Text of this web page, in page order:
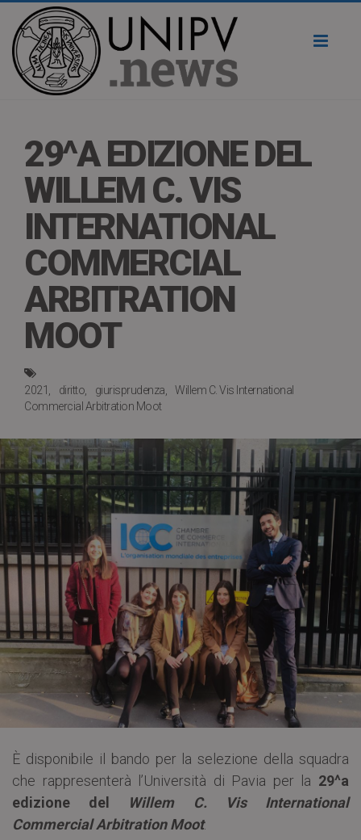
29^A EDIZIONE DEL
WILLEM C. VIS
INTERNATIONAL
COMMERCIAL
ARBITRATION
MOOT
2021 diritto giurisprudenza
Willem C. Vis International
Commercial Arbitration Moot
È disponibile il bando per la selezione della squadra
che rappresenterà l’Università di Pavia per la 29^a
edizione del
Willem C. Vis International
Commercial Arbitration Moot.